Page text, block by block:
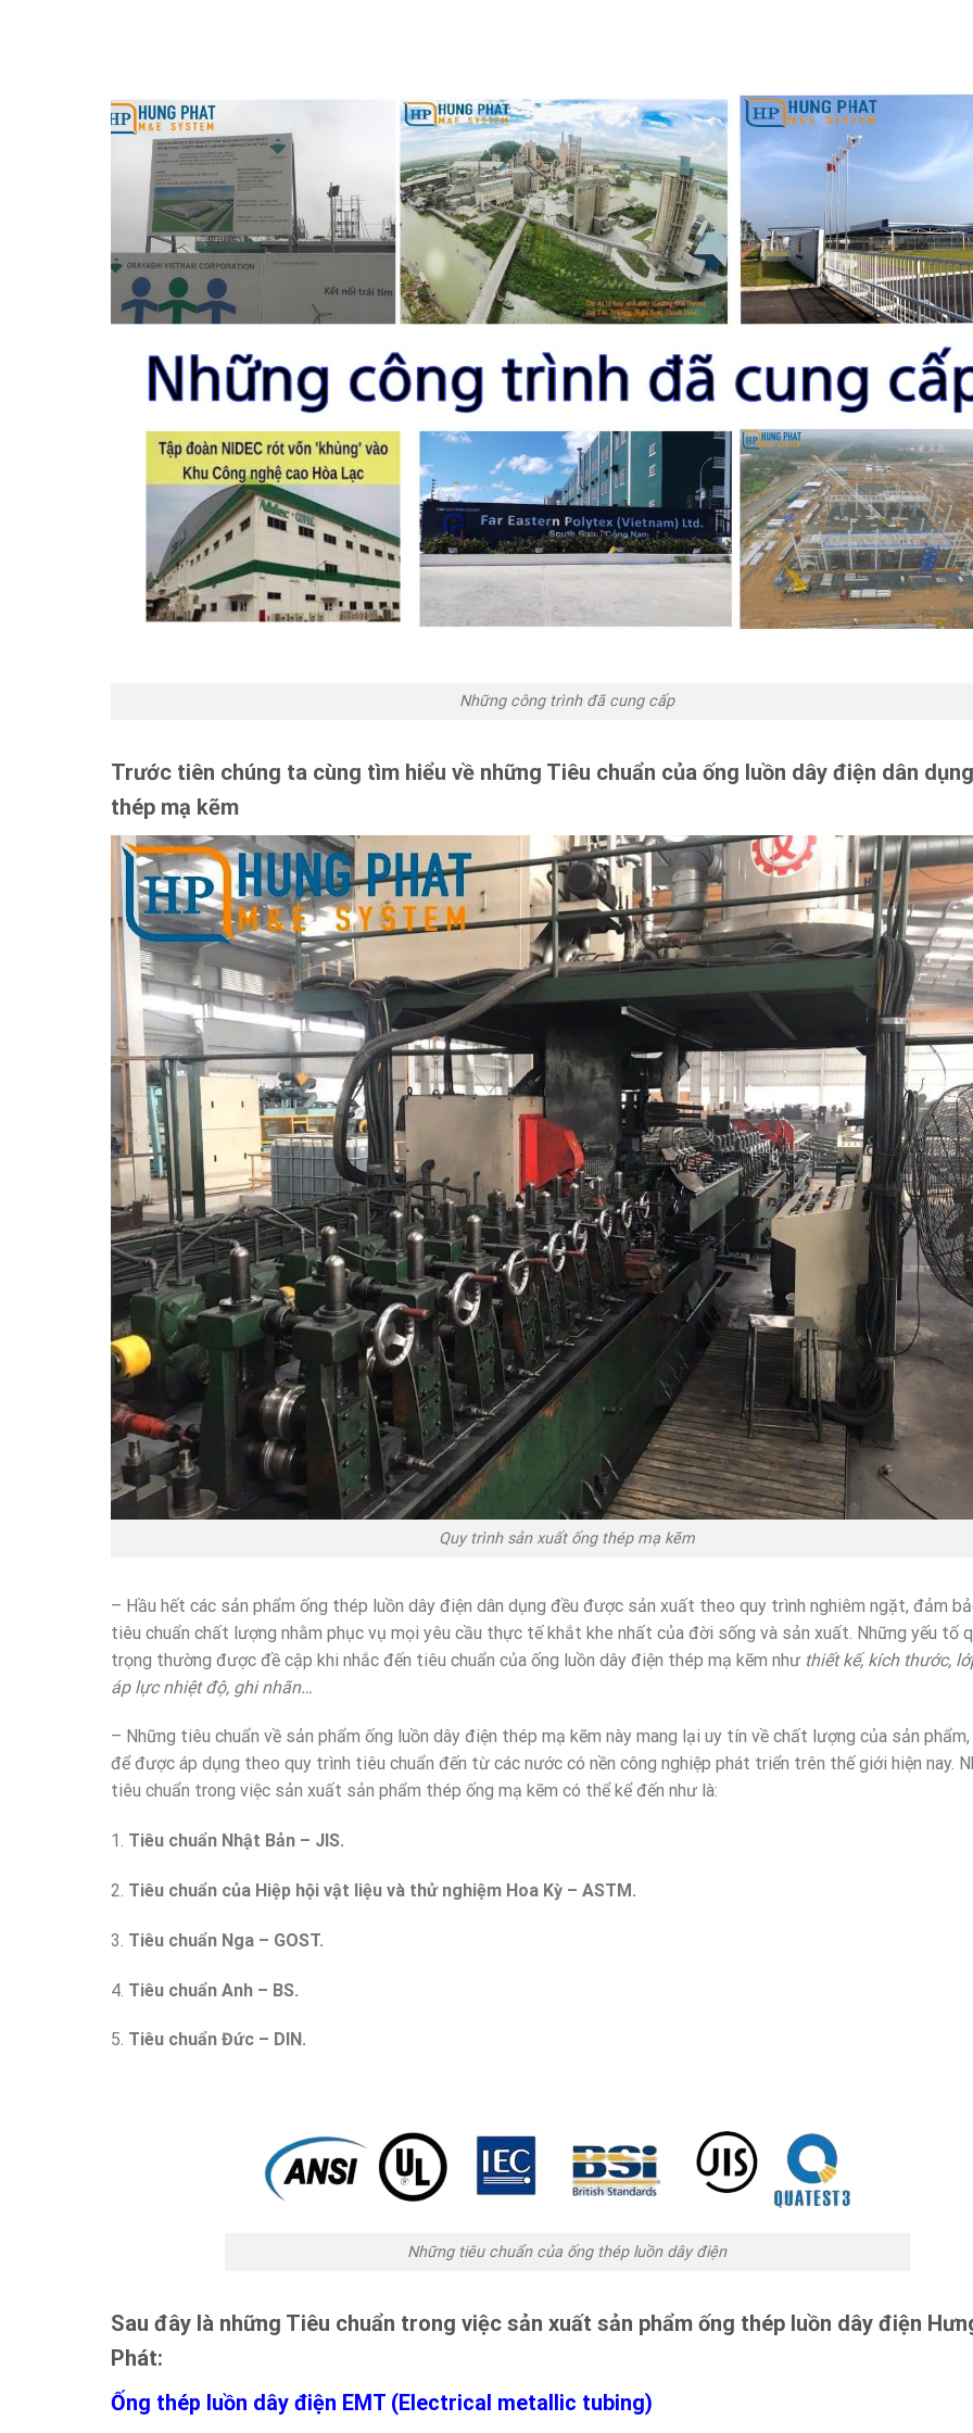
Những công trình đã cung cấp
Trước tiên chúng ta cùng tìm hiểu về những Tiêu chuẩn của ống luồn dây điện dân dụng
thép mạ kẽm
Quy trình sản xuất ống thép mạ kẽm
– Hầu hết các sản phẩm ống thép luồn dây điện dân dụng đều được sản xuất theo quy trình nghiêm ngặt, đảm
tiêu chuẩn chất lượng nhằm phục vụ mọi yêu cầu thực tế khắt khe nhất của đời sống và sản xuất. Những yếu tố
trọng thường được đề cập khi nhắc đến tiêu chuẩn của ống luồn dây điện thép mạ kẽm như thiết kế, kích thước,
áp lực nhiệt độ, ghi nhãn…
– Những tiêu chuẩn về sản phẩm ống luồn dây điện thép mạ kẽm này mang lại uy tín về chất lượng của sản
để được áp dụng theo quy trình tiêu chuẩn đến từ các nước có nền công nghiệp phát triển trên thế giới hiện nay.
tiêu chuẩn trong việc sản xuất sản phẩm thép ống mạ kẽm có thể kể đến như là:
1. Tiêu chuẩn Nhật Bản – JIS.
2. Tiêu chuẩn của Hiệp hội vật liệu và thử nghiệm Hoa Kỳ – ASTM.
3. Tiêu chuẩn Nga – GOST.
4. Tiêu chuẩn Anh – BS.
5. Tiêu chuẩn Đức – DIN.
Những tiêu chuẩn của ống thép luồn dây điện
Sau đây là những Tiêu chuẩn trong việc sản xuất sản phẩm ống thép luồn dây điện
Phát:
Ống thép luồn dây điện EMT (Electrical metallic tubing)